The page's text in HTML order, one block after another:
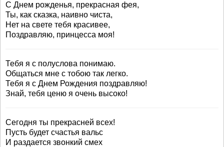
С Днем рожденья, прекрасная фея,
Ты, как сказка, наивно чиста,
Нет на свете тебя красивее,
Поздравляю, принцесса моя!
Тебя я с полуслова понимаю.
Общаться мне с тобою так легко.
Тебя я с Днем Рождения поздравляю!
Знай, тебя ценю я очень высоко!
Сегодня ты прекрасней всех!
Пусть будет счастья вальс
И раздается звонкий смех